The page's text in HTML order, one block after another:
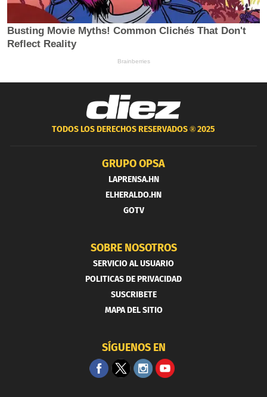
TODOS LOS DERECHOS RESERVADOS ®2025
GRUPO OPSA
LAPRENSA.HN
ELHERALDO.HN
GOTV
SOBRE NOSOTROS
SERVICIO AL USUARIO
POLITICAS DE PRIVACIDAD
SUSCRIBETE
MAPA DEL SITIO
SÍGUENOS EN